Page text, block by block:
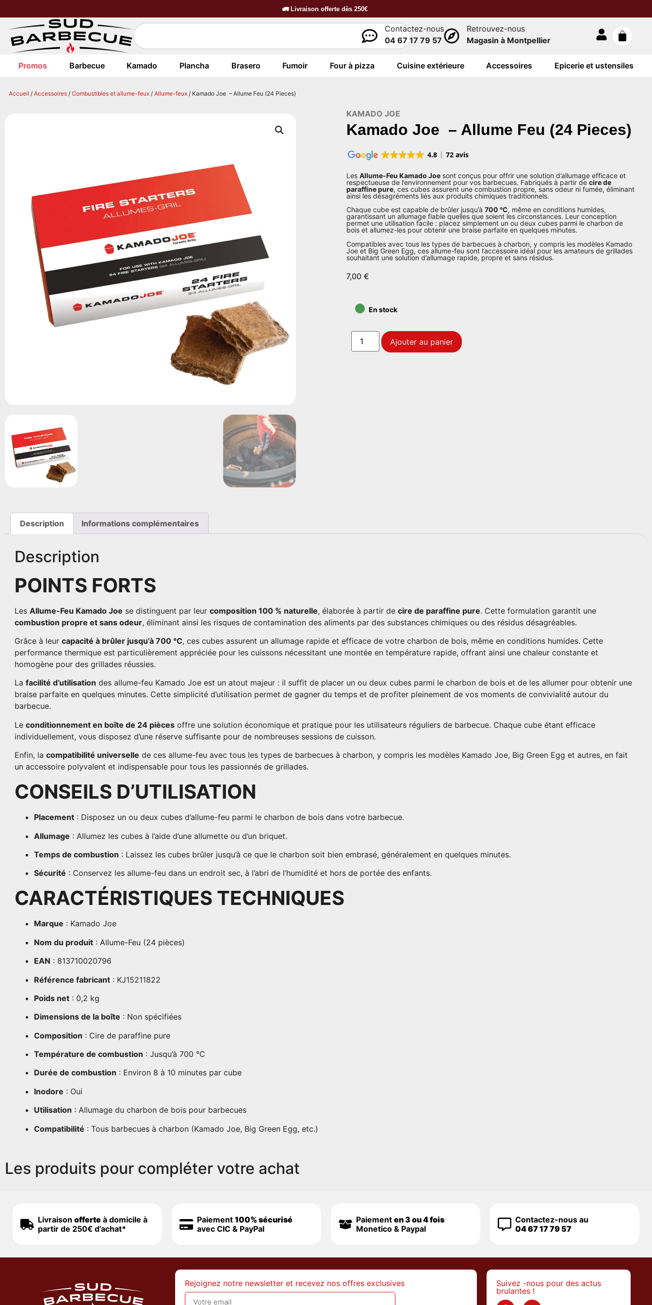
🚛 Livraison offerte dès 250€
Contactez-nous
04 67 17 79 57
Retrouvez-nous
Magasin à Montpellier
Promos Barbecue Kamado Plancha Brasero Fumoir Four à pizza Cuisine extérieure Accessoires Epicerie et ustensiles
Accueil / Accessoires / Combustibles et allume-feux / Allume-feux / Kamado Joe – Allume Feu (24 Pieces)
KAMADO JOE
Kamado Joe – Allume Feu (24 Pieces)
4.8 72 avis
Les Allume-Feu Kamado Joe sont conçus pour offrir une solution d’allumage efficace et
respectueuse de l’environnement pour vos barbecues. Fabriqués à partir de cire de
paraffine pure, ces cubes assurent une combustion propre, sans odeur ni fumée, éliminant
ainsi les désagréments liés aux produits chimiques traditionnels.
Chaque cube est capable de brûler jusqu’à 700 °C, même en conditions humides,
garantissant un allumage fiable quelles que soient les circonstances. Leur conception
permet une utilisation facile : placez simplement un ou deux cubes parmi le charbon de
bois et allumez-les pour obtenir une braise parfaite en quelques minutes.
Compatibles avec tous les types de barbecues à charbon, y compris les modèles Kamado
Joe et Big Green Egg, ces allume-feu sont l’accessoire idéal pour les amateurs de grillades
souhaitant une solution d’allumage rapide, propre et sans résidus.​
7,00 €
• En stock
Ajouter au panier
Description Informations complémentaires
Description
POINTS FORTS
Les Allume-Feu Kamado Joe se distinguent par leur composition 100 % naturelle, élaborée à partir de cire de paraffine pure. Cette formulation garantit une
combustion propre et sans odeur, éliminant ainsi les risques de contamination des aliments par des substances chimiques ou des résidus désagréables.​
Grâce à leur capacité à brûler jusqu’à 700 °C, ces cubes assurent un allumage rapide et efficace de votre charbon de bois, même en conditions humides. Cette
performance thermique est particulièrement appréciée pour les cuissons nécessitant une montée en température rapide, offrant ainsi une chaleur constante et
homogène pour des grillades réussies.​
La facilité d’utilisation des allume-feu Kamado Joe est un atout majeur : il suffit de placer un ou deux cubes parmi le charbon de bois et de les allumer pour obtenir une
braise parfaite en quelques minutes. Cette simplicité d’utilisation permet de gagner du temps et de profiter pleinement de vos moments de convivialité autour du
barbecue.​
Le conditionnement en boîte de 24 pièces offre une solution économique et pratique pour les utilisateurs réguliers de barbecue. Chaque cube étant efficace
individuellement, vous disposez d’une réserve suffisante pour de nombreuses sessions de cuisson.
Enfin, la compatibilité universelle de ces allume-feu avec tous les types de barbecues à charbon, y compris les modèles Kamado Joe, Big Green Egg et autres, en fait
un accessoire polyvalent et indispensable pour tous les passionnés de grillades.
CONSEILS D’UTILISATION
Placement : Disposez un ou deux cubes d’allume-feu parmi le charbon de bois dans votre barbecue.
Allumage : Allumez les cubes à l’aide d’une allumette ou d’un briquet.
Temps de combustion : Laissez les cubes brûler jusqu’à ce que le charbon soit bien embrasé, généralement en quelques minutes.
Sécurité : Conservez les allume-feu dans un endroit sec, à l’abri de l’humidité et hors de portée des enfants.
CARACTÉRISTIQUES TECHNIQUES
Marque : Kamado Joe
Nom du produit : Allume-Feu (24 pièces)
EAN : 813710020796
Référence fabricant : KJ15211822
Poids net : 0,2 kg
Dimensions de la boîte : Non spécifiées
Composition : Cire de paraffine pure
Température de combustion : Jusqu’à 700 °C
Durée de combustion : Environ 8 à 10 minutes par cube
Inodore : Oui
Utilisation : Allumage du charbon de bois pour barbecues
Compatibilité : Tous barbecues à charbon (Kamado Joe, Big Green Egg, etc.)
Les produits pour compléter votre achat
Livraison offerte à domicile à
partir de 250€ d’achat*
Paiement 100% sécurisé
avec CIC & PayPal
Paiement en 3 ou 4 fois
Monetico & Paypal
Contactez-nous au
04 67 17 79 57
Rejoignez notre newsletter et recevez nos offres exclusives
Suivez -nous pour des actus
brulantes !